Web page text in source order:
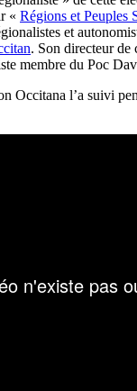
« Régions et Peuples
et
. Son directeur de
membre du Poc
Occitana l’a suivi